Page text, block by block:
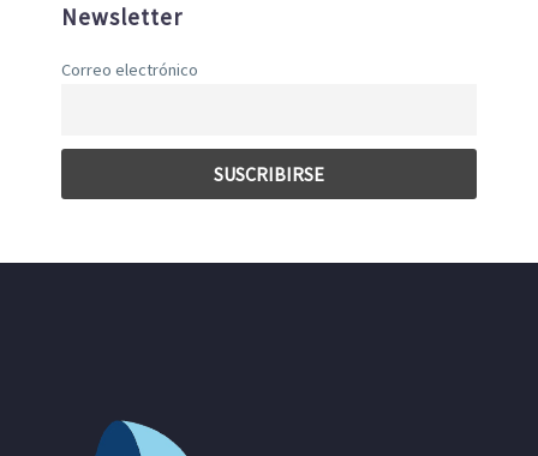
Newsletter
Correo electrónico